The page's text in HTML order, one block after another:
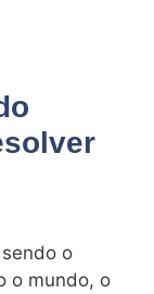
o
o mundo, o